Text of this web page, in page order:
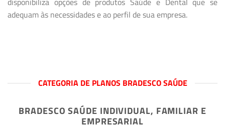
adequam às necessidades e ao perfil de sua empresa.
CATEGORIA DE PLANOS BRADESCO SAÚDE
BRADESCO SAÚDE INDIVIDUAL, FAMILIAR E
EMPRESARIAL